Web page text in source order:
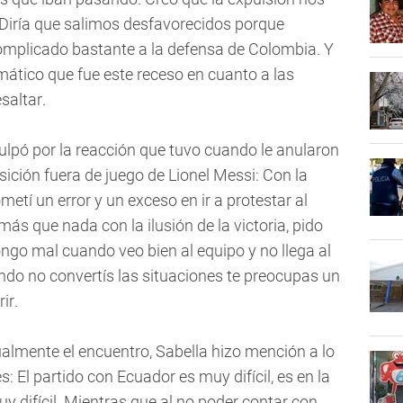
que salimos desfavorecidos porque
bastante a la defensa de Colombia. Y
que fue este receso en cuanto a las
por la reacción que tuvo cuando le anularon
fuera de juego de Lionel Messi: Con la
un error y un exceso en ir a protestar al
que nada con la ilusión de la victoria, pido
mal cuando veo bien al equipo y no llega al
no convertís las situaciones te preocupas un
el encuentro, Sabella hizo mención a lo
El partido con Ecuador es muy difícil, es en la